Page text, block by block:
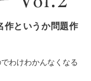
作というか問題作
わけわかんなくなる